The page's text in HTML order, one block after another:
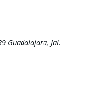
Guadalajara, Jal.